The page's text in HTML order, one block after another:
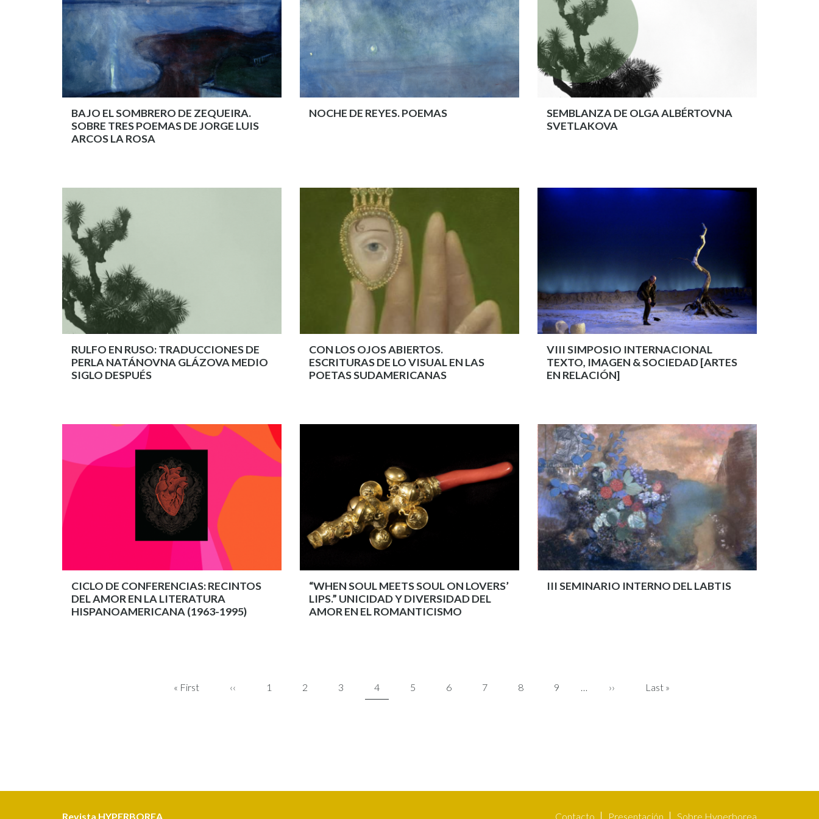
BAJO EL SOMBRERO DE ZEQUEIRA.
SOBRE TRES POEMAS DE JORGE LUIS
ARCOS LA ROSA
NOCHE DE REYES. POEMAS
SEMBLANZA DE OLGA ALBÉRTOVNA
SVETLAKOVA
RULFO EN RUSO: TRADUCCIONES DE
PERLA NATÁNOVNA GLÁZOVA MEDIO
SIGLO DESPUÉS
CON LOS OJOS ABIERTOS.
ESCRITURAS DE LO VISUAL EN LAS
POETAS SUDAMERICANAS
VIII SIMPOSIO INTERNACIONAL
TEXTO, IMAGEN & SOCIEDAD [ARTES
EN RELACIÓN]
CICLO DE CONFERENCIAS: RECINTOS
DEL AMOR EN LA LITERATURA
HISPANOAMERICANA (1963-1995)
“WHEN SOUL MEETS SOUL ON LOVERS’
LIPS.” UNICIDAD Y DIVERSIDAD DEL
AMOR EN EL ROMANTICISMO
III SEMINARIO INTERNO DEL LABTIS
Primera
« First
Página
‹‹ Page
1 Page
2 Page
3
Página
actual
4 Page
5 Page
6 Page
7 Page
8 Page
9
Siguiente
››
Última
Last »
Revista HYPERBOREA Contacto Presentación Sobre Hyperborea